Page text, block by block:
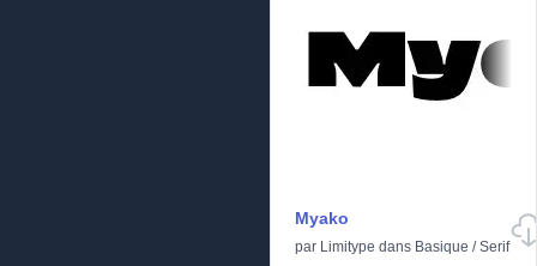
Myako
par Limitype dans Basique /Serif